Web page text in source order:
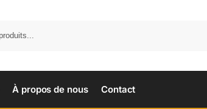
À propos de nous Contact